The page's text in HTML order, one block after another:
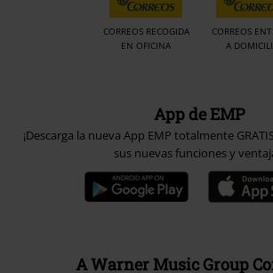
CORREOS RECOGIDA
EN OFICINA
CORREOS
A
App de EMP
¡Descarga la nueva App EMP totalmente
sus nuevas funciones y
A Warner Music Group